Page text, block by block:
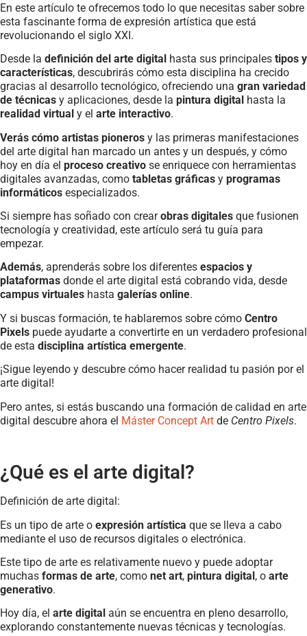
En este artículo te ofrecemos todo lo que necesitas saber sobre
esta fascinante forma de expresión artística que está
revolucionando el siglo XXI.
Desde la definición del arte digital hasta sus principales tipos y
características, descubrirás cómo esta disciplina ha crecido
gracias al desarrollo tecnológico, ofreciendo una gran variedad
de técnicas y aplicaciones, desde la pintura digital hasta la
realidad virtual y el arte interactivo.
Verás cómo artistas pioneros y las primeras manifestaciones
del arte digital han marcado un antes y un después, y cómo
hoy en día el proceso creativo se enriquece con herramientas
digitales avanzadas, como tabletas gráficas y programas
informáticos especializados.
Si siempre has soñado con crearobras digitales que fusionen
tecnología y creatividad, este artículo será tu guía para
empezar.
Además, aprenderás sobre los diferentes espacios y
plataformas donde el arte digital está cobrando vida, desde
campus virtuales hasta galerías online.
Y si buscas formación, te hablaremos sobre cómo Centro
Pixels puede ayudarte a convertirte en un verdadero profesional
de esta disciplina artística emergente.
¡Sigue leyendo y descubre cómo hacer realidad tu pasión por el
arte digital!
Pero antes, si estás buscando una formación de calidad en arte
digital descubre ahora el Máster Concept Art de Centro Pixels.
¿Qué es el arte digital?
Definición de arte digital:
Es un tipo de arte o expresión artística que se lleva a cabo
mediante el uso de recursos digitales o electrónica.
Este tipo de arte es relativamente nuevo y puede adoptar
muchas formas de arte, como net art, pintura digital, o arte
generativo.
Hoy día, el arte digital aún se encuentra en pleno desarrollo,
explorando constantemente nuevas técnicas y tecnologías.